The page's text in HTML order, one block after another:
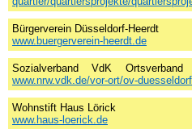
Bürgerverein Düsseldorf-Heerdt
www.buergerverein-heerdt.de
Sozialverband VdK Ortsverband
www.nrw.vdk.de/vor-ort/ov-
Wohnstift Haus Lörick
www.haus-loerick.de